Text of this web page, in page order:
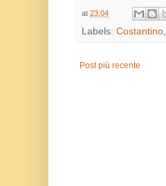
at 23:04
Labels: Costantino
Post più recente